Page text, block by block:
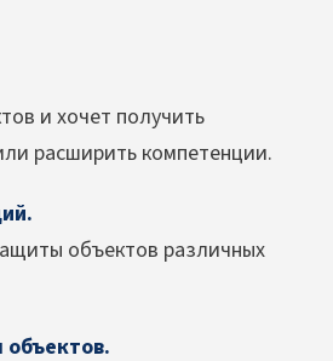
и хочет получить
расширить компетенции.
объектов различных
объектов.